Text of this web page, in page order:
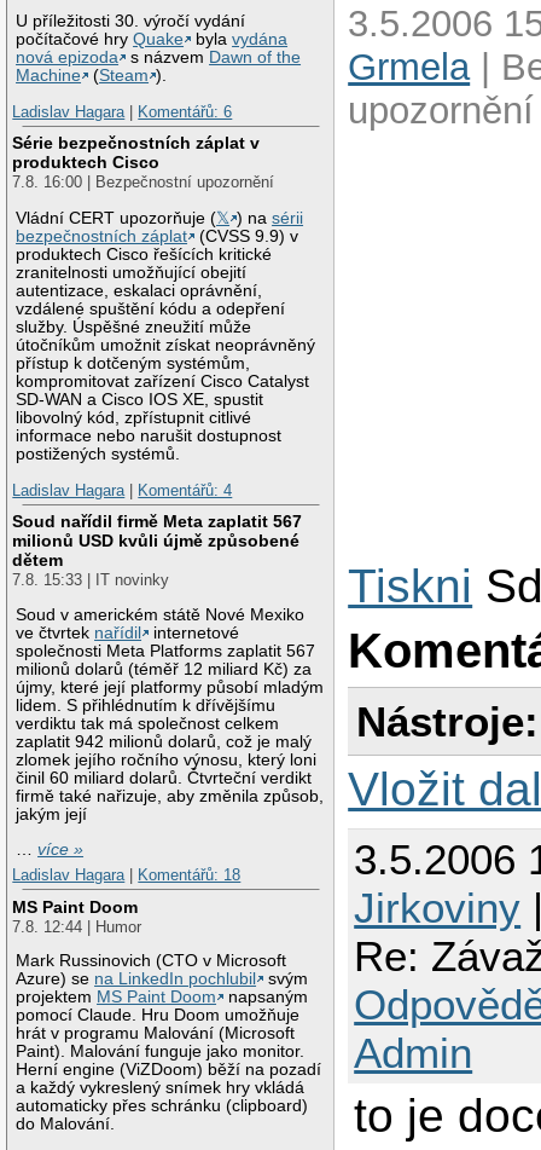
U příležitosti 30. výročí vydání
počítačové hryQuake bylavydána
nová epizoda
s názvem Dawn of the
Machine
(Steam ).
Ladislav Hagara
Komentářů: 6
Série bezpečnostních záplat v
produktech Cisco
7.8. 16:00 | Bezpečnostní upozornění
Vládní CERT upozorňuje (𝕏 ) nasérii
bezpečnostních záplat
(CVSS 9.9) v
produktech Cisco řešících kritické
zranitelnosti umožňující obejití
autentizace, eskalaci oprávnění,
vzdálené spuštění kódu a odepření
služby. Úspěšné zneužití může
útočníkům umožnit získat neoprávněný
přístup k dotčeným systémům,
kompromitovat zařízení Cisco Catalyst
SD-WAN a Cisco IOS XE, spustit
libovolný kód, zpřístupnit citlivé
informace nebo narušit dostupnost
postižených systémů.
Ladislav Hagara | Komentářů: 4
Soud nařídil firmě Meta zaplatit 567
milionů USD kvůli újmě způsobené
dětem
7.8. 15:33 | IT novinky
Soud v americkém státě Nové Mexiko
ve čtvrtek nařídil
internetové
společnosti Meta Platforms zaplatit 567
milionů dolarů (téměř 12 miliard Kč) za
újmy, které její platformy působí mladým
lidem. S přihlédnutím k dřívějšímu
verdiktu tak má společnost celkem
zaplatit 942 milionů dolarů, což je malý
zlomek jejího ročního výnosu, který loni
činil 60 miliard dolarů. Čtvrteční verdikt
firmě také nařizuje, aby změnila způsob,
jakým její
…více »
Ladislav Hagara| Komentářů: 18
MS Paint Doom
7.8. 12:44 | Humor
Mark Russinovich (CTO v Microsoft
Azure) se na LinkedIn pochlubil
svým
projektem MS Paint Doom
napsaným
pomocí Claude. Hru Doom umožňuje
hrát v programu Malování (Microsoft
Paint). Malování funguje jako monitor.
Herní engine (ViZDoom) běží na pozadí
a každý vykreslený snímek hry vkládá
automaticky přes schránku (clipboard)
do Malování.
3.5.2006
Grmela|
upozornění
Tiskni
Nástroje:
Vložit
3.5.2006
Jirkoviny
Re:
Admin
to je